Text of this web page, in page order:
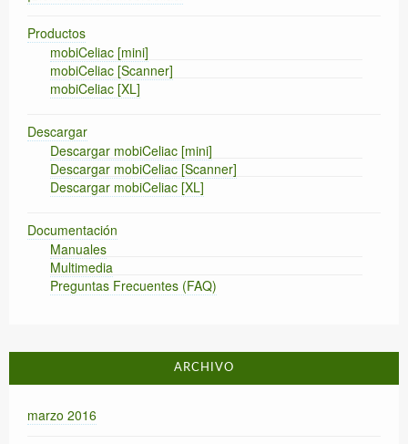
Productos
mobiCeliac [mini]
mobiCeliac [Scanner]
mobiCeliac [XL]
Descargar
Descargar mobiCeliac [mini]
Descargar mobiCeliac [Scanner]
Descargar mobiCeliac [XL]
Documentación
Manuales
Multimedia
Preguntas Frecuentes (FAQ)
ARCHIVO
marzo 2016